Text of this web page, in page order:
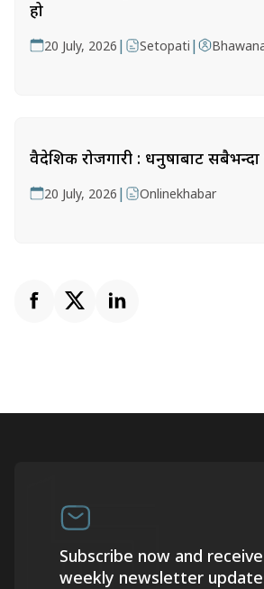
हो
20 July, 2026 | Setopati |
वैदेशिक रोजगारी : धनुषाबाट
20 July, 2026 | Onlinekhabar
Subscribe now and receive
weekly newsletter